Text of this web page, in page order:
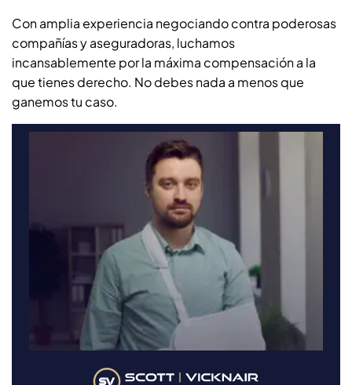
Con amplia experiencia negociando contra poderosas
compañías y aseguradoras, luchamos
incansablemente por la máxima compensación a la
que tienes derecho. No debes nada a menos que
ganemos tu caso.